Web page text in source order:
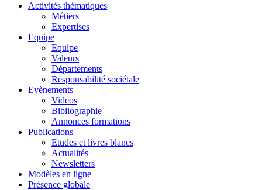
Activités thématiques
Métiers
Expertises
Equipe
Equipe
Valeurs
Départements
Responsabilité sociétale
Evènements
Videos
Bibliographie
Annonces formations
Publications
Etudes et livres blancs
Actualités
Newsletters
Modèles en ligne
Présence globale